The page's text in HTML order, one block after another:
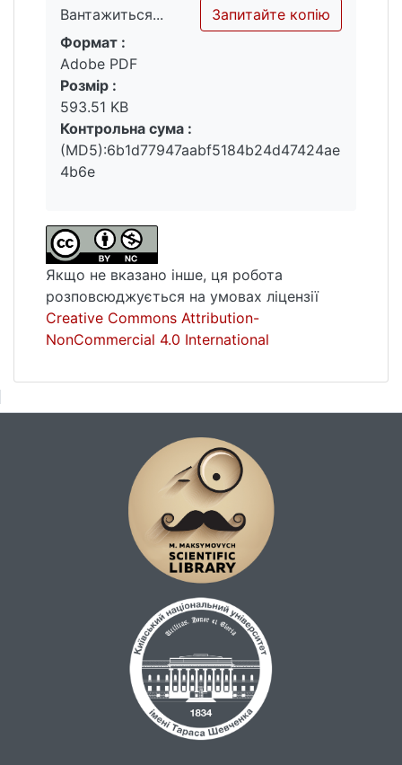
Вантажиться...
Вантажиться...
Запитайте копію
Формат :
Adobe PDF
Розмір :
593.51 KB
Контрольна сума :
(MD5):6b1d77947aabf5184b24d47424ae
4b6e
Якщо не вказано інше, ця робота
розповсюджується на умовах ліцензії
Creative Commons Attribution-
NonCommercial 4.0 International